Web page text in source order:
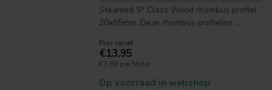
Steamed 5* Class Wood rhombus profiel
20x65mm. Deze rhombus profielen ...
Prijs vanaf
€13,95
€3,88 per Meter
Op voorraad in webshop